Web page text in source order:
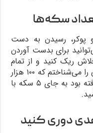
پوکر، رسیدن به دست
برای بدست آوردن
ریک کنید و از تمام
سکه‌هایتان استفاده کنید. من بازیکنی را می‌شناختم که ۱۰۰ هزار
دلار از دست داد چون تنها تصمیم گرفته بود به جای ۵ سکه با